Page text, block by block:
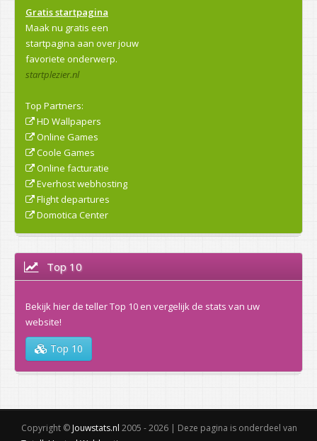
Gratis startpagina
Maak nu gratis een
startpagina aan over jouw
favoriete onderwerp.
startplezier.nl
Top Partners:
HD Wallpapers
Online Games
Coole Games
Online facturatie
Everhost webhosting
Flight departures
Domotica Center
Top 10
Bekijk hier de teller Top 10 en vergelijk de stats van uw
website!
Top 10
Copyright © Jouwstats.nl 2005 - 2026 | Deze pagina is onderdeel van